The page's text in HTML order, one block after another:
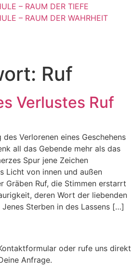
– RAUM DER TIEFE
– RAUM DER WAHRHEIT
Ruf
Verlustes Ruf
Verlorenen eines Geschehens
all das Gebende mehr als das
Spur jene Zeichen
Licht von innen und außen
Gräben Ruf, die Stimmen erstarrt
deren Wort der liebenden
Sterben in des Lassens […]
oder rufe uns direkt
Anfrage.